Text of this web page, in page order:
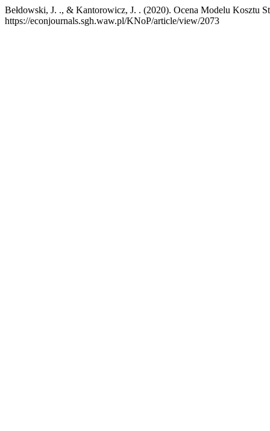
Bełdowski, J. ., & Kantorowicz, J. . (2020). Ocena Modelu Kosztu
https://econjournals.sgh.waw.pl/KNoP/article/view/2073